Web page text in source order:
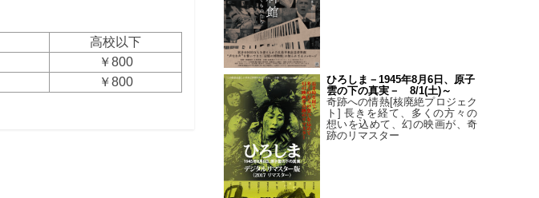
高校以下
￥800
￥800
ひろしま－1945年8月6日、原子
雲の下の真実－ 8/1(土)～
奇跡への情熱[核廃絶プロジェク
ト] 長きを経て、多くの方々の
想いを込めて、幻の映画が、奇
跡のリマスター